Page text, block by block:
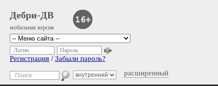
Дебри-ДВ
мобильная версия
расширенный
Логин Пароль
Регистрация / Забыли пароль?